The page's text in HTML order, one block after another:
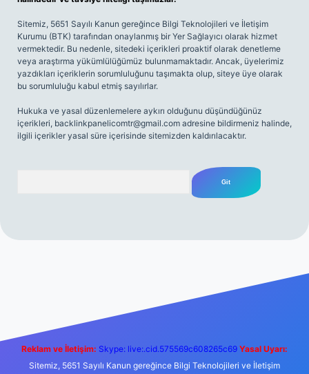
Sitemiz, 5651 Sayılı Kanun gereğince Bilgi Teknolojileri ve İletişim
Kurumu (BTK) tarafından onaylanmış bir Yer Sağlayıcı olarak hizmet
vermektedir. Bu nedenle, sitedeki içerikleri proaktif olarak denetleme
veya araştırma yükümlülüğümüz bulunmamaktadır. Ancak, üyelerimiz
yazdıkları içeriklerin sorumluluğunu taşımakta olup, siteye üye olarak
bu sorumluluğu kabul etmiş sayılırlar.
Hukuka ve yasal düzenlemelere aykırı olduğunu düşündüğünüz
içerikleri, backlinkpanelicomtr@gmail.com adresine bildirmeniz halinde,
ilgili içerikler yasal süre içerisinde sitemizden kaldırılacaktır.
m elexbet
Reklam ve İletişim: Skype: live:.cid.575569c608265c69 Yasal Uyarı:
Sitemiz, 5651 Sayılı Kanun gereğince Bilgi Teknolojileri ve İletişim